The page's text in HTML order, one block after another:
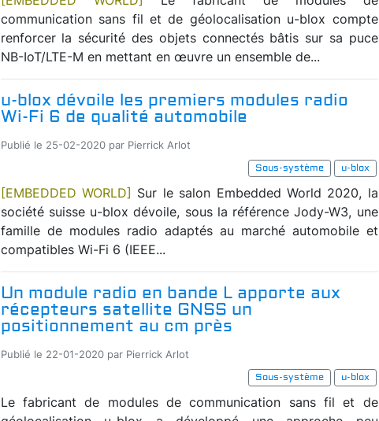
communication sans fil et de géolocalisation u-blox compte
renforcer la sécurité des objets connectés bâtis sur sa puce
NB-IoT/LTE-M en mettant en œuvre un ensemble de...
u-blox dévoile les premiers modules radio
Wi-Fi 6 de qualité automobile
Publié le 25-02-2020 par Pierrick Arlot
Sous-système
u-blox
[EMBEDDED WORLD] Sur le salon Embedded World 2020, la
société suisse u-blox dévoile, sous la référence Jody-W3, une
famille de modules radio adaptés au marché automobile et
compatibles Wi-Fi 6 (IEEE...
Un module radio en bande L apporte aux
récepteurs satellite GNSS un
positionnement au cm près
Publié le 22-01-2020 par Pierrick Arlot
Sous-système
u-blox
Le fabricant de modules de communication sans fil et de